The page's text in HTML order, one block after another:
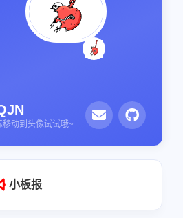
移动到头像试试哦~
小板报